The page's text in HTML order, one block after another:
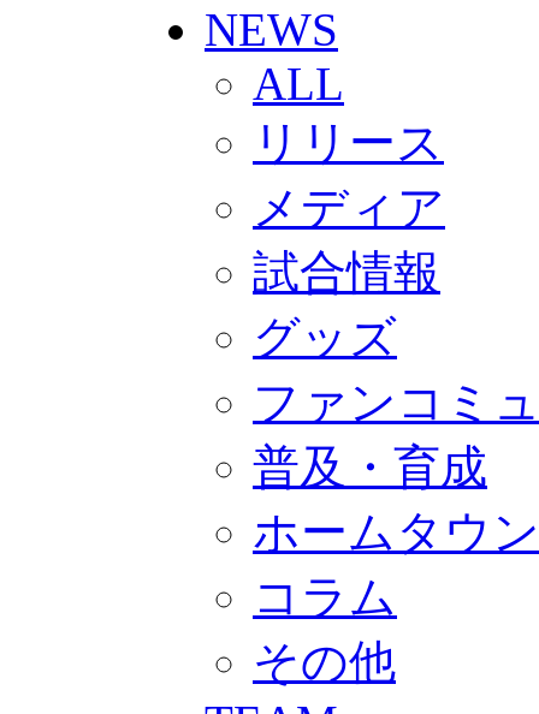
2026/27
練習見学時のファンサービスに
奈良クラブ明治安田J3リーグ
奈良クラブ明治安田Ｊ3リーグ
観戦ルール＆マナー
FANCOMMUNITY
サポートショップ
GOODS
オフィシャルストア（実店舗）
オンラインストア
ACADEMY
アカデミーについて
プロジェクト
ジュニア
ジュニアユース
ユース
練習拠点（ナラディーア）
CLUB
2026/27 パートナー企業
クラブ理念
クラブ情報
サステナビリティ
Web制作支援
NEWS
ALL
リリース
メディア
試合情報
グッズ
ファンコミ
普及・育成
ホームタウン
コラム
その他